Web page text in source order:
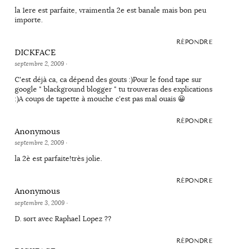
la 1ere est parfaite, vraimentla 2e est banale mais bon peu
importe.
RÉPONDRE
DICKFACE
septembre 2, 2009 ·
C'est déjà ca, ca dépend des gouts :)Pour le fond tape sur
google " blackground blogger " tu trouveras des explications
:)A coups de tapette à mouche c'est pas mal ouais 😀
RÉPONDRE
Anonymous
septembre 2, 2009 ·
la 2è est parfaite!très jolie.
RÉPONDRE
Anonymous
septembre 3, 2009 ·
D. sort avec Raphael Lopez ??
RÉPONDRE